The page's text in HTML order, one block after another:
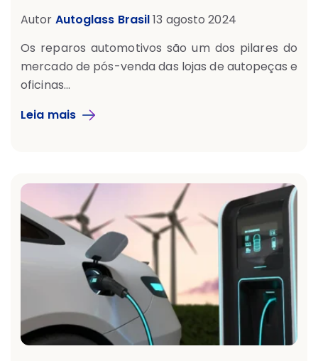
Autor Autoglass Brasil13 agosto 2024
Os reparos automotivos são um dos pilares do
mercado de pós-venda das lojas de autopeças e
oficinas...
Leia mais